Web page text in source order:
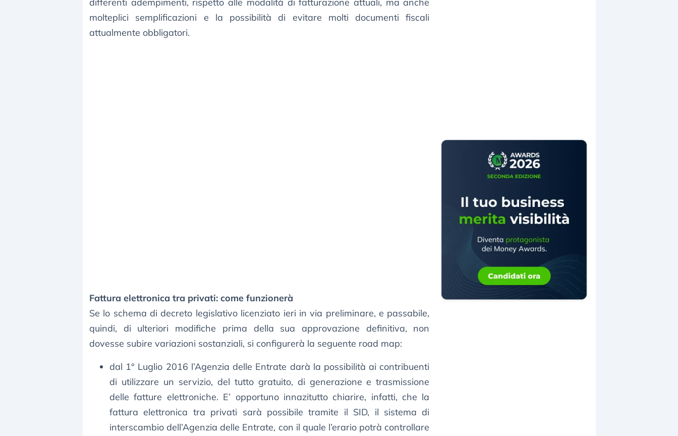
differenti adempimenti, rispetto alle modalità di fatturazione attuali, ma anche
molteplici semplificazioni e la possibilità di evitare molti documenti fiscali
attualmente obbligatori.
Fattura elettronica tra privati: come funzionerà
Se lo schema di decreto legislativo licenziato ieri in via preliminare, e passabile,
quindi, di ulteriori modifiche prima della sua approvazione definitiva, non
dovesse subire variazioni sostanziali, si configurerà la seguente road map:
dal 1° Luglio 2016 l’Agenzia delle Entrate darà la possibilità ai contribuenti
di utilizzare un servizio, del tutto gratuito, di generazione e trasmissione
delle fatture elettroniche. E’ opportuno innazitutto chiarire, infatti, che la
fattura elettronica tra privati sarà possibile tramite il SID, il sistema di
interscambio dell’Agenzia delle Entrate, con il quale l’erario potrà controllare